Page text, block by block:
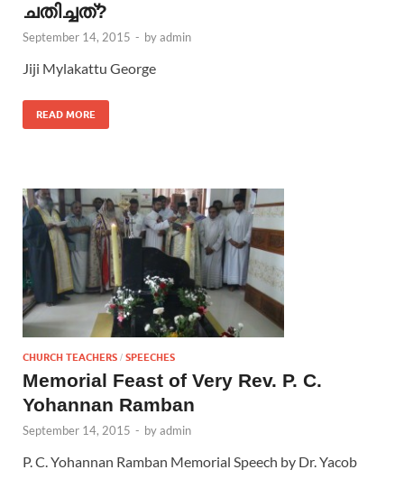
ചതിച്ചത്?
September 14, 2015 - byadmin
Jiji Mylakattu George‎
READ MORE
CHURCH TEACHERS / SPEECHES
Memorial Feast of Very Rev. P. C.
Yohannan Ramban
September 14, 2015 - byadmin
P. C. Yohannan Ramban Memorial Speech by Dr. Yacob